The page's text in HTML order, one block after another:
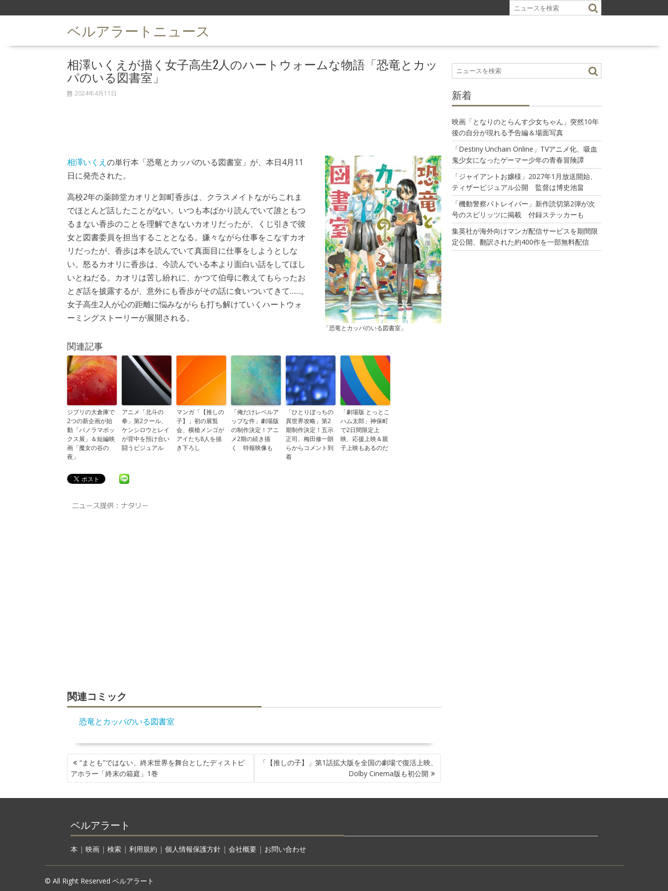
k
ベルアラートニュース
相澤いくえが描く女子高生2人のハートウォームな物語「恐竜とカッ
パのいる図書室」
2024年4月11日
「恐竜とカッパのいる図書室」
相澤いくえ の単行本「恐竜とカッパのいる図書室」が、本日4月11
日に発売された。
高校2年の薬師堂カオリと卸町香歩は、クラスメイトながらこれま
でほとんど話したことがない。いつも本ばかり読んでいて誰ともつ
るまない香歩のことを理解できないカオリだったが、くじ引きで彼
女と図書委員を担当することとなる。嫌々ながら仕事をこなすカオ
リだったが、香歩は本を読んでいて真面目に仕事をしようとしな
い。怒るカオリに香歩は、今読んでいる本より面白い話をしてほし
いとねだる。カオリは苦し紛れに、かつて伯母に教えてもらったお
とぎ話を披露するが、意外にも香歩がその話に食いついてきて……。
女子高生2人が心の距離に悩みながらも打ち解けていくハートウォ
ーミングストーリーが展開される。
関連記事
ジブリの大倉庫で
2つの新企画が始
動「パノラマボッ
クス展」＆短編映
画「魔女の谷の
夜」
アニメ「北斗の
拳」第2クール、
ケンシロウとレイ
が背中を預け合い
闘うビジュアル
マンガ「【推しの
子】」初の展覧
会、横槍メンゴが
アイたち8人を描
き下ろし
「俺だけレベルア
ップな件」劇場版
の制作決定！アニ
メ2期の続き描
く 特報映像も
「ひとりぼっちの
異世界攻略」第2
期制作決定！五示
正司、梅田修一朗
らからコメント到
着
「劇場版 とっとこ
ハム太郎」神保町
で2日間限定上
映、応援上映＆親
子上映もあるのだ
関連コミック
恐竜とカッパのいる図書室
投
稿
ナ
ゲ
シ
ョ
ン
“まとも”ではない、終末世界を舞台としたディストピ
アホラー「終末の箱庭」1巻
「【推しの子】」第1話拡大版を全国の劇場で復活上映、
Dolby Cinema版も初公開
新着
映画「となりのとらんす少女ちゃん」突然10年
後の自分が現れる予告編＆場面写真
「Destiny Unchain Online」TVアニメ化、吸血
鬼少女になったゲーマー少年の青春冒険譚
「ジャイアントお嬢様」2027年1月放送開始、
ティザービジュアル公開 監督は博史池畠
「機動警察パトレイバー」新作読切第2弾が次
号のスピリッツに掲載 付録ステッカーも
集英社が海外向けマンガ配信サービスを期間限
定公開、翻訳された約400作を一部無料配信
ベルアラート
本 | 映画| 検索| 利用規約 | 個人情報保護方針| 会社概要| お問い合わせ
© All Right Reserved ベルアラート